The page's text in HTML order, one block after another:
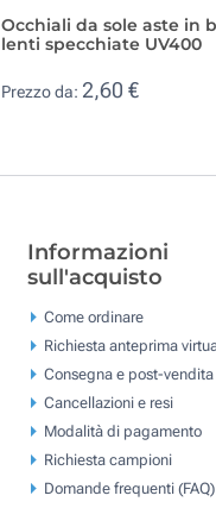
Occhiali da sole aste in
lenti specchiate UV400
Prezzo da: 2,60 €
Informazioni
sull'acquisto
Come ordinare
Richiesta anteprima
Consegna e post-vendita
Cancellazioni e resi
Modalità di pagamento
Richiesta campioni
Domande frequenti (FAQ)